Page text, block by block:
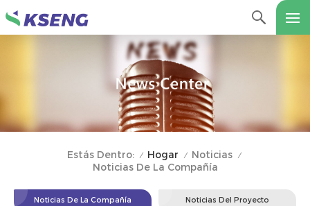
Estás Dentro: / Hogar / Noticias /
Noticias De La Compañía
Noticias De La Compañía Noticias Del Proyecto